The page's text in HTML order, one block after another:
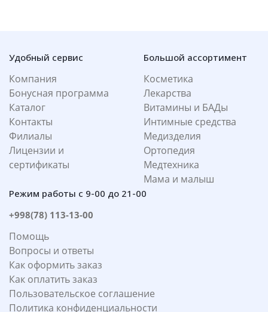
Удобный сервис
Компания
Бонусная программа
Каталог
Контакты
Филиалы
Лицензии и
сертификаты
Большой ассортимент
Косметика
Лекарства
Витамины и БАДы
Интимные средства
Медизделия
Ортопедия
Медтехника
Мама и малыш
Режим работы с 9-00 до 21-00
+998(78) 113-13-00
Помощь
Вопросы и ответы
Как оформить заказ
Как оплатить заказ
Пользовательское соглашение
Политика конфиденциальности